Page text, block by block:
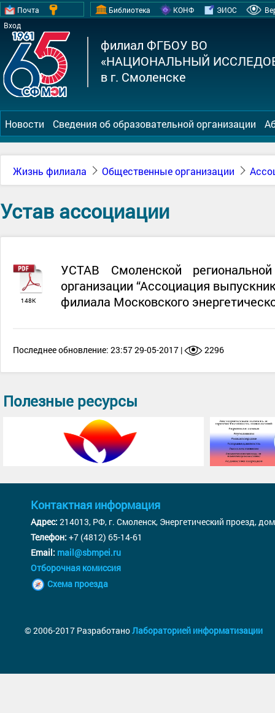
Почта
Вход
Библиотека КОНФ ЭИОС
филиал ФГБОУ ВО
«НАЦИОНАЛЬНЫЙ
в г. Смоленске
Новости Сведения об образовательной организации
Жизнь филиала Общественные организации
Устав ассоциации
148К
УСТАВ Смоленской
организации “Ассоциация
филиала Московского
Последнее обновление: 23:57 29-05-2017 | 2296
Полезные ресурсы
Контактная информация
Адрес: 214013, РФ, г. Смоленск, Энергетический проезд,
Телефон: +7 (4812) 65-14-61
Email: mail@sbmpei.ru
Отборочная комиссия
Схема проезда
© 2006-2017 РазработаноЛабораторией информатизации